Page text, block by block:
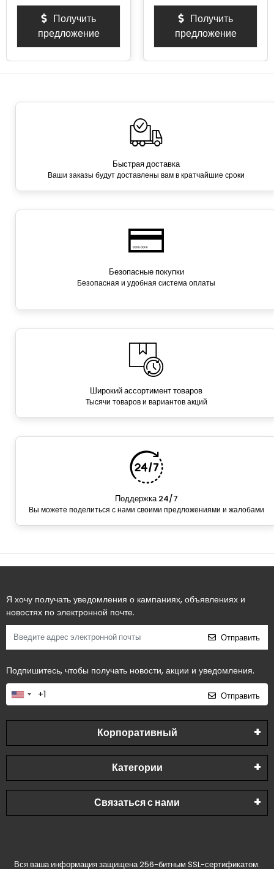
Получить
предложение
Получить
предложение
Быстрая доставка
Ваши заказы будут доставлены вам в кратчайшие сроки
Безопасные покупки
Безопасная и удобная система оплаты
Широкий ассортимент товаров
Тысячи товаров и вариантов акций
Поддержка 24/7
Вы можете поделиться с нами своими предложениями и жалобами
Я хочу получать уведомления о кампаниях, объявлениях и
новостях по электронной почте.
Отправить
Подпишитесь, чтобы получать новости, акции и уведомления.
Отправить
Корпоративный
Категории
Связаться с нами
Вся ваша информация защищена 256-битным SSL-сертификатом.